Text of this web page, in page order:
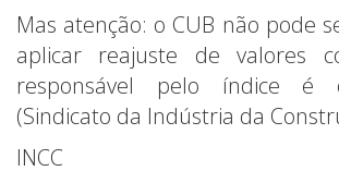
Mas atenção: o CUB não pode
aplicar reajuste de valores
responsável pelo índice é
(Sindicato da Indústria da
INCC